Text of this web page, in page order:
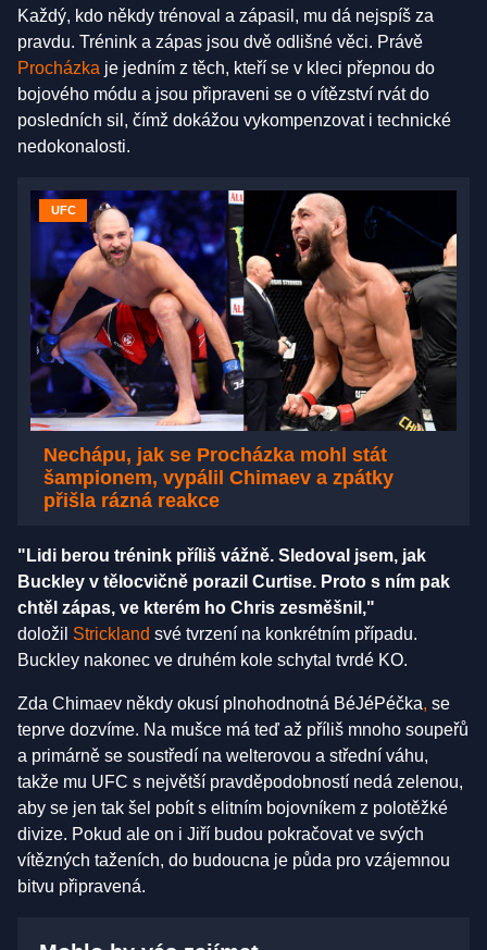
Každý, kdo někdy trénoval a zápasil, mu dá nejspíš za
pravdu. Trénink a zápas jsou dvě odlišné věci. Právě
Procházka je jedním z těch, kteří se v kleci přepnou do
bojového módu a jsou připraveni se o vítězství rvát do
posledních sil, čímž dokážou vykompenzovat i technické
nedokonalosti.
UFC
Nechápu, jak se Procházka mohl stát
šampionem, vypálil Chimaev a zpátky
přišla rázná reakce
"Lidi berou trénink příliš vážně. Sledoval jsem, jak
Buckley v tělocvičně porazil Curtise. Proto s ním pak
chtěl zápas, ve kterém ho Chris zesměšnil,"
doložil Strickland své tvrzení na konkrétním případu.
Buckley nakonec ve druhém kole schytal tvrdé KO.
Zda Chimaev někdy okusí plnohodnotná BéJéPéčka, se
teprve dozvíme. Na mušce má teď až příliš mnoho soupeřů
a primárně se soustředí na welterovou a střední váhu,
takže mu UFC s největší pravděpodobností nedá zelenou,
aby se jen tak šel pobít s elitním bojovníkem z polotěžké
divize. Pokud ale on i Jiří budou pokračovat ve svých
vítězných taženích, do budoucna je půda pro vzájemnou
bitvu připravená.